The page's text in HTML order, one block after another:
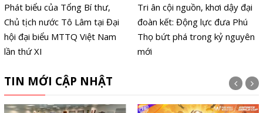
Phát biểu của Tổng Bí thư,
Chủ tịch nước Tô Lâm tại Đại
hội đại biểu MTTQ Việt Nam
lần thứ XI
Tri ân cội nguồn, khơi dậy đại
đoàn kết: Động lực đưa Phú
Thọ bứt phá trong kỷ nguyên
mới
TIN MỚI CẬP NHẬT